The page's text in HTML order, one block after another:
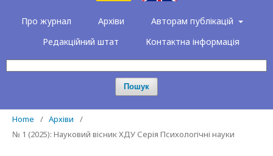
Про журнал Архіви
Авторам публікацій
Редакційний штат
Контактна інформація
Пошук
Home / Архіви
/
№ 1 (2025): Науковий вісник ХДУ Серія Психологічні науки